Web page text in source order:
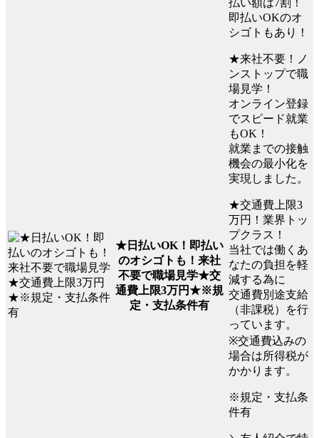
★日払いOK！即払い
のオシゴトも！来社
不要で職場見学★交
通費上限3万円★※規
定・支払条件有
払い額は7割！
即払いOKのオ
シゴトもあり！
★来社不要！ノ
ンストップで職
場見学！
オンライン登録
でスピード就業
もOK！
就業までの接触
機会の最小化を
実現しました。
★交通費上限3
万円！業界トッ
プクラス！
当社では働くあ
なたの負担を軽
減する為に
交通費別途支給
（非課税）を行
っています。
※交通費込みの
場合は所得税が
かかります。
※規定・支払条
件有